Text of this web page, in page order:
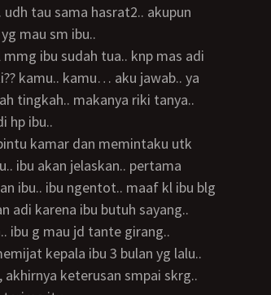
tau sama hasrat2.. akupun
mau sm ibu..
kamu.. kamu… aku jawab.. ya
tingkah.. makanya riki tanya..
hp ibu..
ibu akan jelaskan.. pertama
ibu.. ibu ngentot.. maaf kl ibu blg
adi karena ibu butuh sayang..
kepala ibu 3 bulan yg lalu..
keterusan smpai skrg..